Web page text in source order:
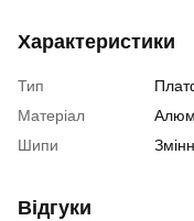
Характеристики
Тип
Матеріал
Шипи
Відгуки